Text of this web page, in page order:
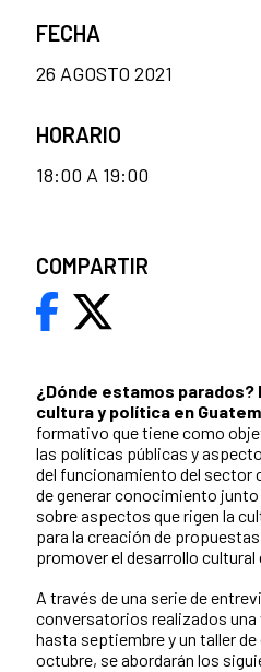
¿Dónde estamos parados?
cultura y política en
formativo que tiene como
las políticas públicas y
del funcionamiento del sector
de generar conocimiento
sobre aspectos que rigen la
para la creación de
promover el desarrollo cultural
A través de una serie de
conversatorios realizados una
hasta septiembre y un taller de
octubre, se abordarán los
FECHA
26 AGOSTO 2021
HORARIO
18:00 A 19:00
COMPARTIR